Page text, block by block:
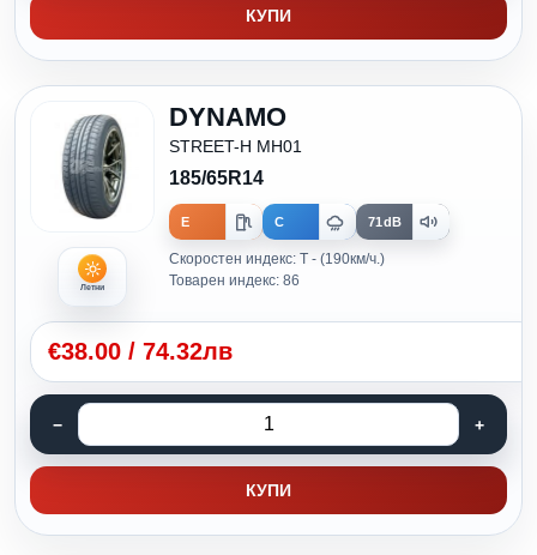
КУПИ
Летни
DYNAMO
STREET-H MH01
185/65R14
E C 71dB
Скоростен индекс: T - (190км/ч.)
Товарен индекс: 86
€38.00 / 74.32лв
КУПИ